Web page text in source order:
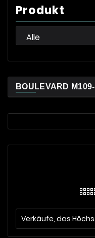
Produkt
BOULEVARD
Verkäufe, das